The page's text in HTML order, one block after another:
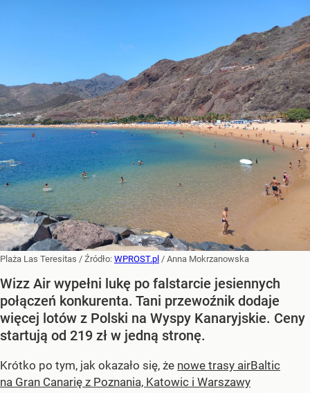
Plaża Las Teresitas / Źródło: WPROST.pl / Anna Mokrzanowska
Wizz Air wypełni lukę po falstarcie jesiennych
połączeń konkurenta. Tani przewoźnik dodaje
więcej lotów z Polski na Wyspy Kanaryjskie. Ceny
startują od 219 zł w jedną stronę.
Krótko po tym, jak okazało się, że nowe trasy airBaltic
na Gran Canarię z Poznania, Katowic i Warszawy